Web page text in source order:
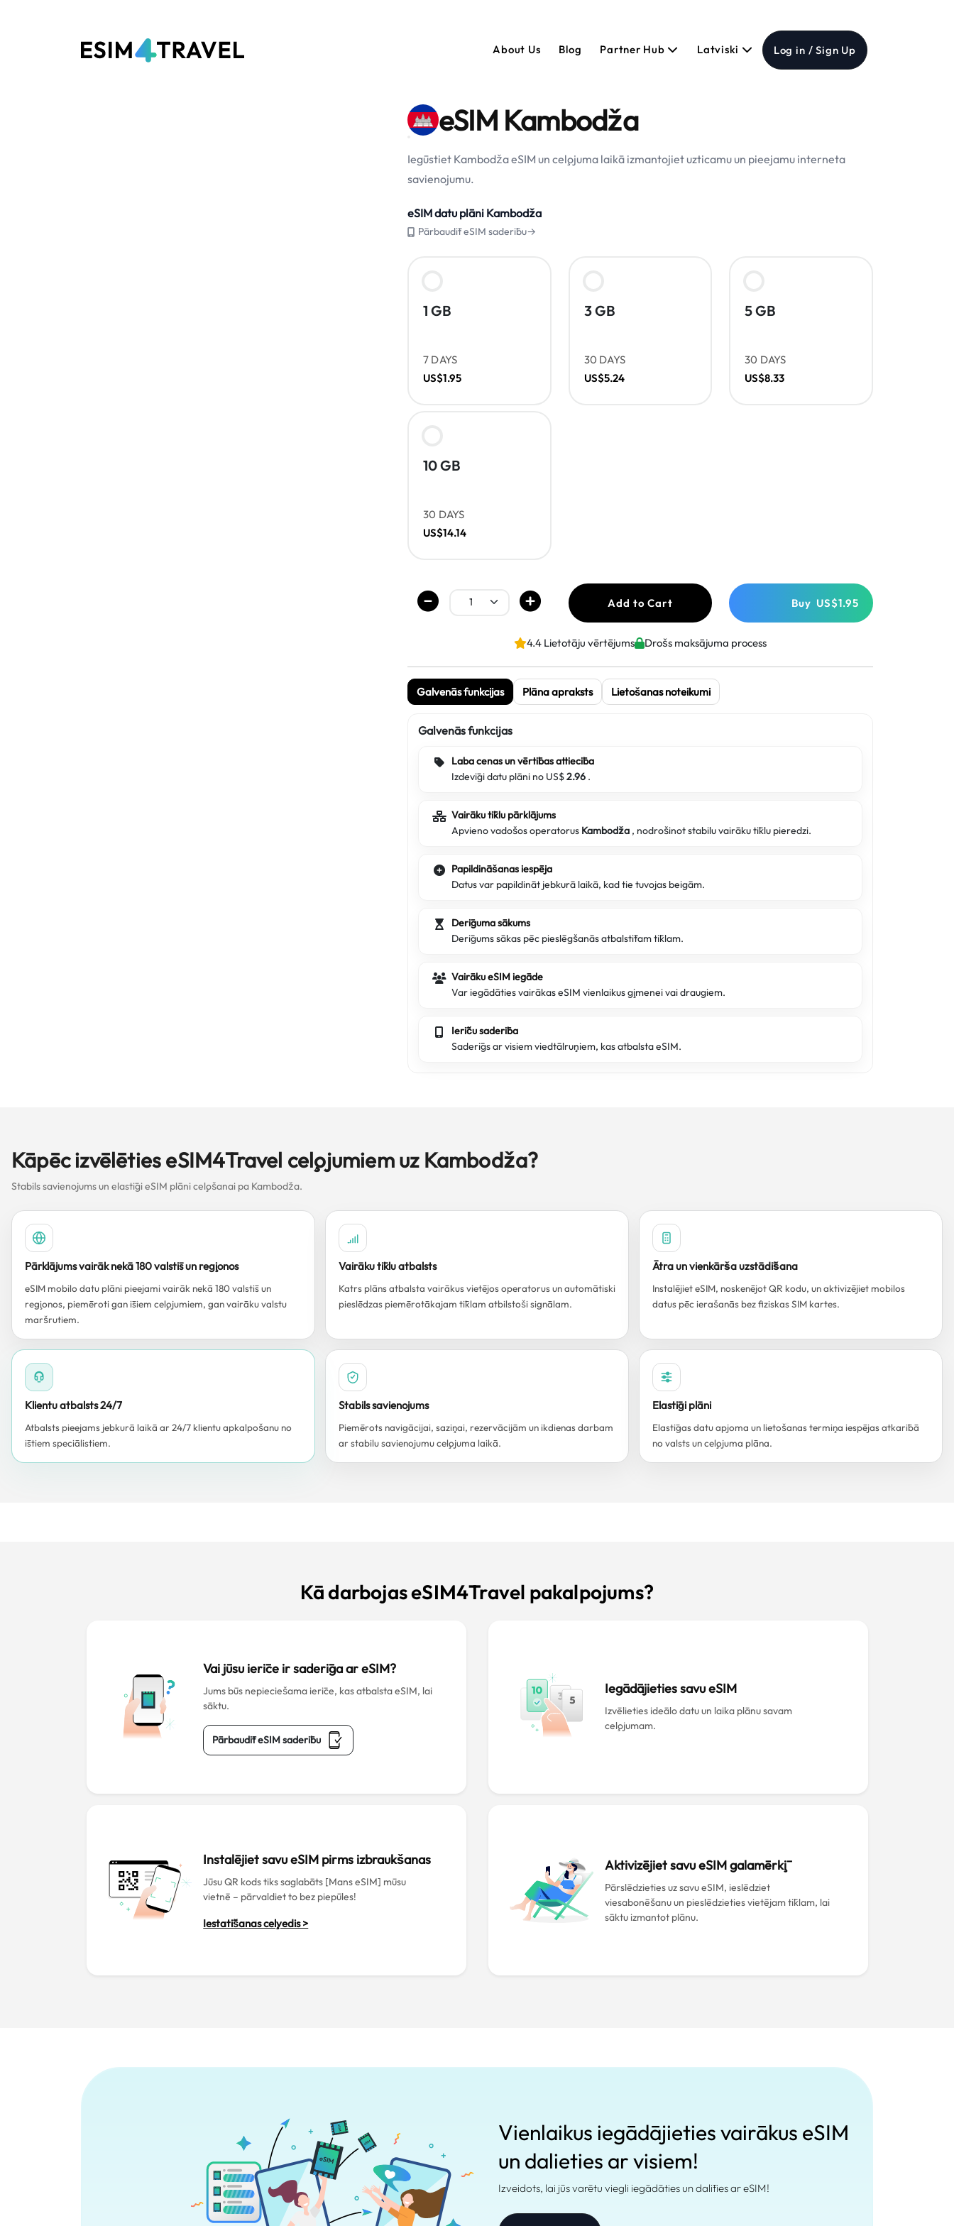
About Us Blog Partner Hub Latviski Log in / Sign Up
eSIM Kambodža
Iegūstiet Kambodža eSIM un ceļojuma laikā izmantojiet uzticamu un pieejamu interneta
savienojumu.
eSIM datu plāni Kambodža
Pārbaudīt eSIM saderību→
1 GB
7 DAYS
US$1.95
3 GB
30 DAYS
US$5.24
5 GB
30 DAYS
US$8.33
10 GB
30 DAYS
US$14.14
Add to Cart Buy US$1.95
4.4 Lietotāju vērtējums Drošs maksājuma process
Galvenās funkcijas Plāna apraksts Lietošanas noteikumi
Galvenās funkcijas
Laba cenas un vērtības attiecība
Izdevīgi datu plāni no US$2.96 .
Vairāku tīklu pārklājums
Apvieno vadošos operatorus Kambodža , nodrošinot stabilu vairāku tīklu pieredzi.
Papildināšanas iespēja
Datus var papildināt jebkurā laikā, kad tie tuvojas beigām.
Derīguma sākums
Derīgums sākas pēc pieslēgšanās atbalstītam tīklam.
Vairāku eSIM iegāde
Var iegādāties vairākas eSIM vienlaikus ģimenei vai draugiem.
Ierīču saderība
Saderīgs ar visiem viedtālruņiem, kas atbalsta eSIM.
Kāpēc izvēlēties eSIM4Travel ceļojumiem uz Kambodža?
Stabils savienojums un elastīgi eSIM plāni ceļošanai pa Kambodža.
Pārklājums vairāk nekā 180 valstīs un reģionos
eSIM mobilo datu plāni pieejami vairāk nekā 180 valstīs un
reģionos, piemēroti gan īsiem ceļojumiem, gan vairāku valstu
maršrutiem.
Vairāku tīklu atbalsts
Katrs plāns atbalsta vairākus vietējos operatorus un automātiski
pieslēdzas piemērotākajam tīklam atbilstoši signālam.
Ātra un vienkārša uzstādīšana
Instalējiet eSIM, noskenējot QR kodu, un aktivizējiet mobilos
datus pēc ierašanās bez fiziskas SIM kartes.
Klientu atbalsts 24/7
Atbalsts pieejams jebkurā laikā ar 24/7 klientu apkalpošanu no
īstiem speciālistiem.
Stabils savienojums
Piemērots navigācijai, saziņai, rezervācijām un ikdienas darbam
ar stabilu savienojumu ceļojuma laikā.
Elastīgi plāni
Elastīgas datu apjoma un lietošanas termiņa iespējas atkarībā
no valsts un ceļojuma plāna.
Kā darbojas eSIM4Travel pakalpojums?
Vai jūsu ierīce ir saderīga ar eSIM?
Jums būs nepieciešama ierīce, kas atbalsta eSIM, lai
sāktu.
Pārbaudīt eSIM saderību
Iegādājieties savu eSIM
Izvēlieties ideālo datu un laika plānu savam
ceļojumam.
Instalējiet savu eSIM pirms izbraukšanas
Jūsu QR kods tiks saglabāts [Mans eSIM] mūsu
vietnē – pārvaldiet to bez piepūles!
Iestatīšanas ceļvedis >
Aktivizējiet savu eSIM galamērķī
Pārslēdzieties uz savu eSIM, ieslēdziet
viesabonēšanu un pieslēdzieties vietējam tīklam, lai
sāktu izmantot plānu.
Vienlaikus iegādājieties vairākus eSIM
un dalieties ar visiem!
Izveidots, lai jūs varētu viegli iegādāties un dalīties ar eSIM!